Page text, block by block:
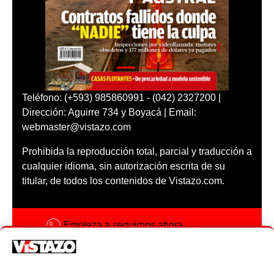
Teléfono: (+593) 985860991 - (042) 2327200 |
Dirección: Aguirre 734 y Boyacá | Email:
webmaster@vistazo.com
Prohibida la reproducción total, parcial y traducción a
cualquier idioma, sin autorización escrita de su
titular, de todos los contenidos de Vistazo.com.
Empieza a seguirnos ahora